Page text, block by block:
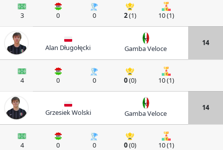
3 0 0 2(1) 10 (1)
Alan Długołęcki Gamba Veloce
14
4 0 0 0(0) 10 (1)
Grzesiek Wolski Gamba Veloce
14
4 0 0 0(0) 10 (1)